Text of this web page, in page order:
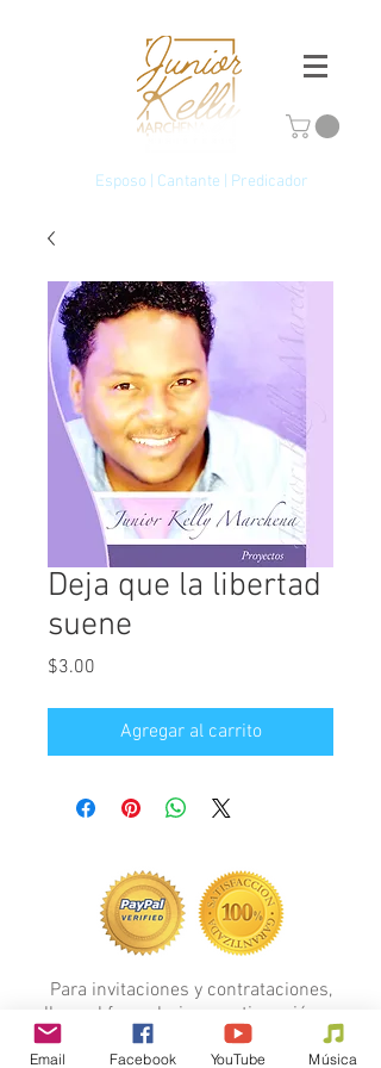
Esposo | Cantante | Predicador
Deja que la libertad
suene
$3.00
Agregar al carrito
Para invitaciones y contrataciones,
llene el formulario a continuación...
FORMULARIO
Email Facebook YouTube Música